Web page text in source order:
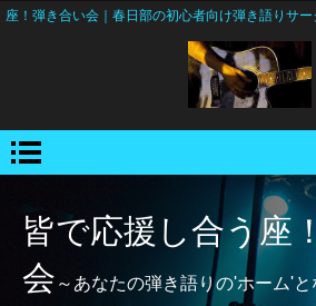
座！弾き合い会｜春日部の初心者向け弾き語りサ
皆で応援し合う座
会 ～あなたの弾き語りの'ホーム'